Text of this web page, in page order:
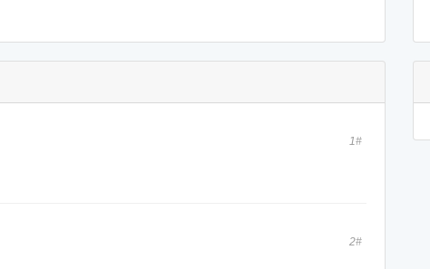
1#
2#